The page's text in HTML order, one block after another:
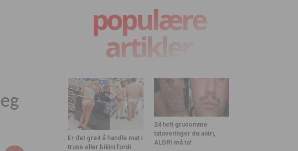
populære
artikler
Er det greit å handle mat i
truse eller bikini fordi...
24 helt grusomme
tatoveringer du aldri,
ALDRI må ta!